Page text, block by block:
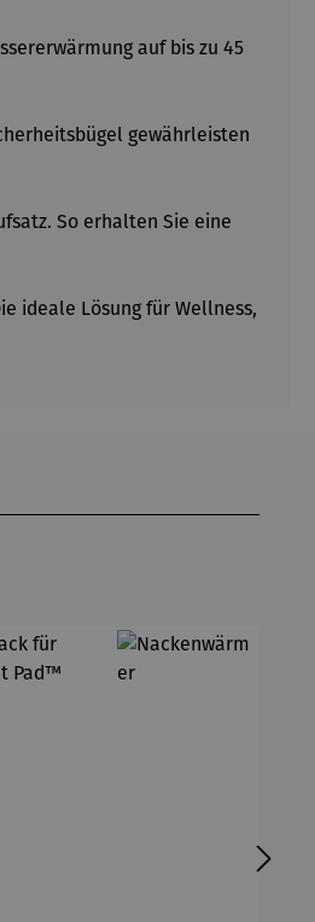
auf bis zu 45
gewährleisten
So erhalten Sie eine
ideale Lösung für Wellness,